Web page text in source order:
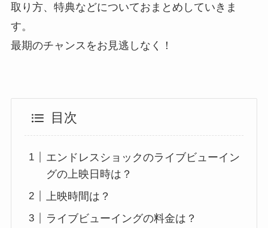
取り方、特典などについておまとめしていきま
す。
最期のチャンスをお見逃しなく！
目次
エンドレスショックのライブビューイン
グの上映日時は？
上映時間は？
ライブビューイングの料金は？